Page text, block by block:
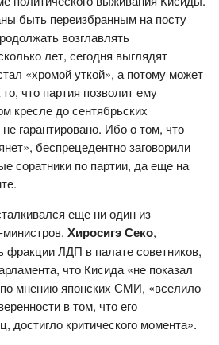
быть переизбранным на посту
возглавлять
лет, сегодня выглядят
«хромой уткой», а потому может
что партия позволит ему
кресле до сентябрьских
гарантировано. Ибо о том, что
беспрецедентно заговорили
соратники по партии, да еще на
еще ни один из
Хиросигэ Секо,
фракции ЛДП в палате советников,
что Кисида «не показал
мнению японских СМИ, «вселило
в том, что его
достигло критического момента».